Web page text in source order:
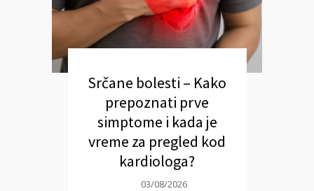
Srčane bolesti – Kako
prepoznati prve
simptome i kada je
vreme za pregled kod
kardiologa?
03/08/2026